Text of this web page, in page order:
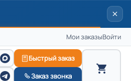
Мои заказыВойти
Быстрый заказ
Заказ звонка